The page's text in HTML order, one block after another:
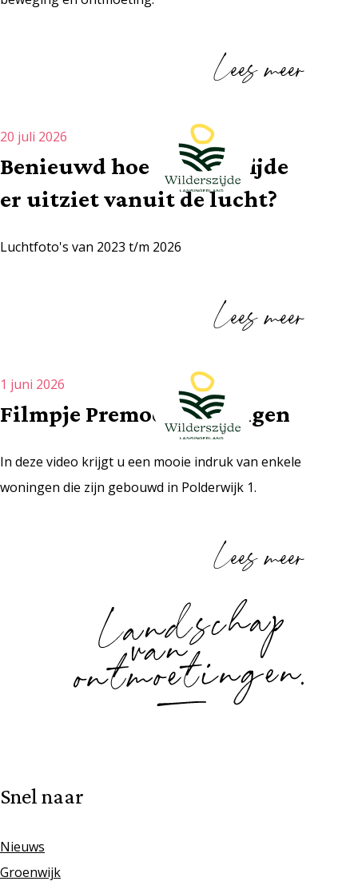
Lees meer
Benieuwd hoe Wilderszijde
er uitziet vanuit de lucht?
20 juli 2026
Luchtfoto's van 2023 t/m 2026
Lees meer
Filmpje Premodo woningen
1 juni 2026
In deze video krijgt u een mooie indruk van enkele
woningen die zijn gebouwd in Polderwijk 1.
Lees meer
Snel naar
Nieuws
Groenwijk